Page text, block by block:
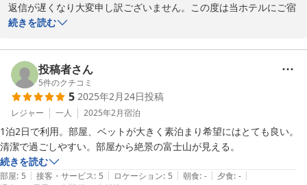
返信が遅くなり大変申し訳ございません。この度は当ホテルにご宿
いただき誠にありがとうございました。
ご満足いただけたとの事、大変嬉しく拝見いたしました。
ぜひまた四季折々の富士山を楽しみにお越しくださいませ。心より
お待ちしております！
2025-05-11
続きを読む
投稿者さん
5件のクチコミ
5 2025年2月24日投稿
レジャー 一人 2025年2月宿泊
1泊2日で利用。部屋、ベットが大きく素泊まり希望にはとても良い。
清潔で過ごしやすい。部屋から絶景の富士山が見える。
続きを読む
部屋: 5 | 接客・サービス: 5 | ロケーション: 5 | 朝食: - | 夕食: - |